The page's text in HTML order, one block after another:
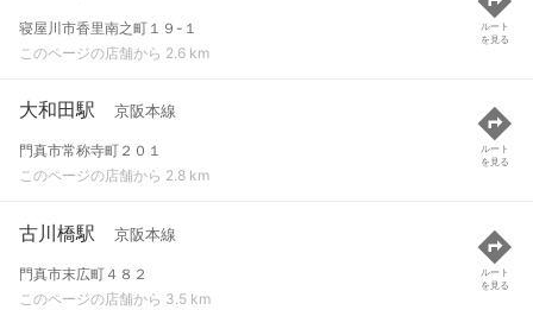
寝屋川市香里南之町１９-１
このページの店舗から 2.6 km
ルート
を見る
大和田駅 京阪本線
門真市常称寺町２０１
このページの店舗から 2.8 km
ルート
を見る
古川橋駅 京阪本線
門真市末広町４８２
このページの店舗から 3.5 km
ルート
を見る